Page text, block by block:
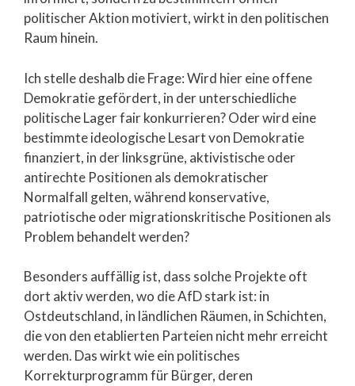
politischer Aktion motiviert, wirkt in den politischen
Raum hinein.
Ich stelle deshalb die Frage: Wird hier eine offene
Demokratie gefördert, in der unterschiedliche
politische Lager fair konkurrieren? Oder wird eine
bestimmte ideologische Lesart von Demokratie
finanziert, in der linksgrüne, aktivistische oder
antirechte Positionen als demokratischer
Normalfall gelten, während konservative,
patriotische oder migrationskritische Positionen als
Problem behandelt werden?
Besonders auffällig ist, dass solche Projekte oft
dort aktiv werden, wo die AfD stark ist: in
Ostdeutschland, in ländlichen Räumen, in Schichten,
die von den etablierten Parteien nicht mehr erreicht
werden. Das wirkt wie ein politisches
Korrekturprogramm für Bürger, deren